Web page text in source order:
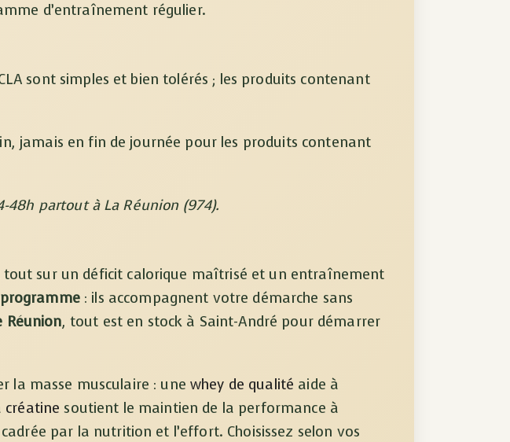
d’entraînement régulier.
sont simples et bien tolérés ; les produits contenant
jamais en fin de journée pour les produits contenant
48h partout à La Réunion (974).
tout sur un déficit calorique maîtrisé et un entraînement
: ils accompagnent votre démarche sans
Réunion, tout est en stock à Saint-André pour démarrer
la masse musculaire : unewhey de qualité aide à
créatine soutient le maintien de la performance à
par la nutrition et l’effort. Choisissez selon vos